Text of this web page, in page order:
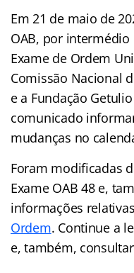
Em 21 de maio de
OAB, por
Exame de Ordem
Comissão Nacional
e a Fundação
comunicado
mudanças no
Foram modificadas
Exame OAB 48 e,
informações
Ordem. Continue a
e, também,